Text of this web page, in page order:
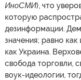
ИноСМИ), что
которую
дезинформации.
значения; равно как
как Украина.
свобода торговли,
воук-идеологии,